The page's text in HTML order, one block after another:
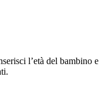
l’età del bambino e